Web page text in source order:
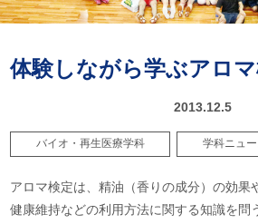
体験しながら学ぶアロ
2013.12.5
バイオ・再生医療学科 学科ニュー
アロマ検定は、精油（香りの成分）の効果
健康維持などの利用方法に関する知識を問